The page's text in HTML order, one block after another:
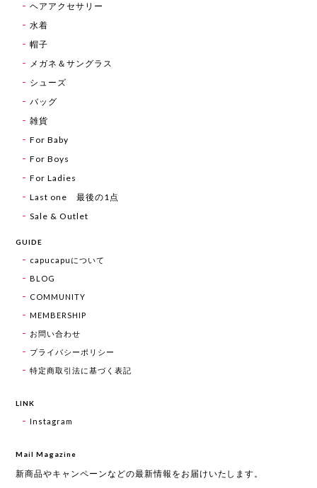
ヘアアクセサリー
水着
帽子
メガネ＆サングラス
シューズ
バッグ
雑貨
For Baby
For Boys
For Ladies
Last one 最後の1点
Sale & Outlet
GUIDE
capucapuについて
BLOG
COMMUNITY
MEMBERSHIP
お問い合わせ
プライバシーポリシー
特定商取引法に基づく表記
LINK
Instagram
Mail Magazine
新商品やキャンペーンなどの最新情報をお届けいたします。